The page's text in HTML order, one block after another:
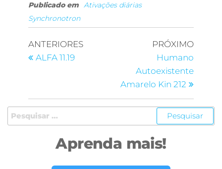
Publicado em Ativações diárias
Synchronotron
ANTERIORES
ALFA 11.19
PRÓXIMO
Humano
Autoexistente
Amarelo Kin 212
Aprenda mais!